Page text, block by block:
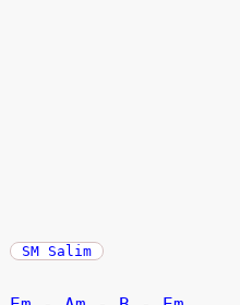
SM Salim